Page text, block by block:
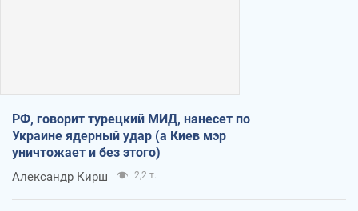
РФ, говорит турецкий МИД, нанесет по
Украине ядерный удар (а Киев мэр
уничтожает и без этого)
Александр Кирш 2,2 т.